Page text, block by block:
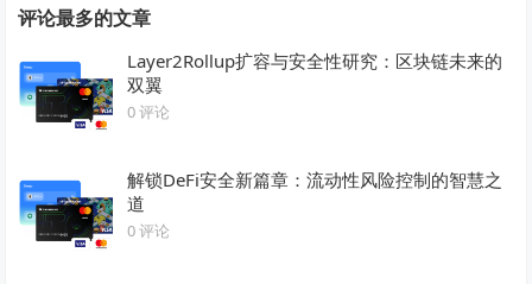
评论最多的文章
Layer2Rollup扩容与安全性研究：区块链未来的
双翼
0 评论
解锁DeFi安全新篇章：流动性风险控制的智慧之
道
0 评论